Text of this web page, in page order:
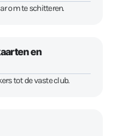
om te schitteren.
en
tot de vaste club.